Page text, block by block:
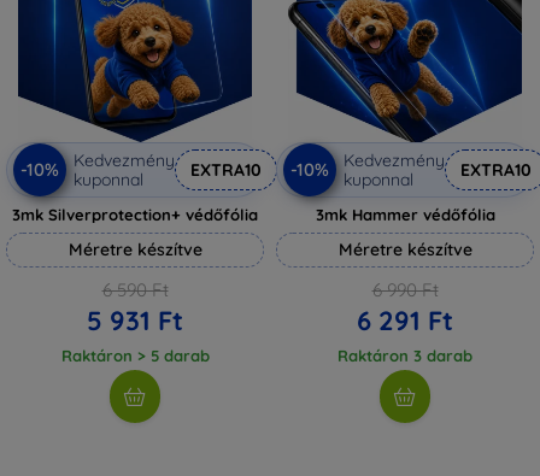
-10%
Kedvezmény
kuponnal
EXTRA10
3mk Silverprotection+ védőfólia
Méretre készítve
6 590 Ft
5 931 Ft
Raktáron > 5 darab
-10%
Kedvezmény
kuponnal
EXTRA10
3mk Hammer védőfólia
Méretre készítve
6 990 Ft
6 291 Ft
Raktáron 3 darab